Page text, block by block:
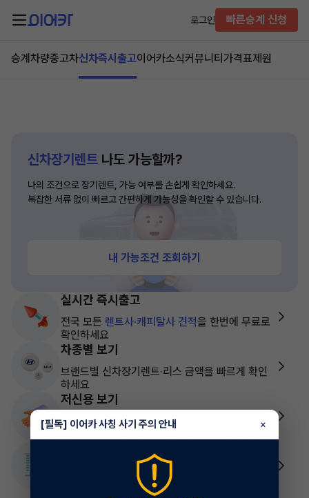
로그인 빠른승계 신청
승계차량중고차신차즉시출고이어카소식커뮤니티 가격표제원
신차장기렌트 나도 가능할까?
나의 조건으로 장기렌트, 가능 여부를 손쉽게 확인하세요.
복잡한 서류 없이 빠르고 간편하게 가능성을 확인할 수 있습니다.
내 가능조건 조회하기
실시간 즉시출고
전국 모든 렌트사·캐피탈사 견적을 한번에 무료로
확인하세요
차종별 보기
브랜드별 신차장기렌트·리스 금액을 빠르게 확인
하세요
저신용 보기
신용등급 낮아도 걱정없이 무심사 조건으로 내 차
만들어 보세요
개인&법인 사업자를 위한 전문 상담을 지원해 드
[필독] 이어카 사칭 사기 주의 안내 ×